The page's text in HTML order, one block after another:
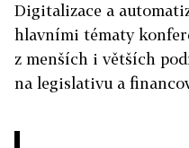
Digitalizace a
hlavními tématy
z menších i větších
na legislativu a